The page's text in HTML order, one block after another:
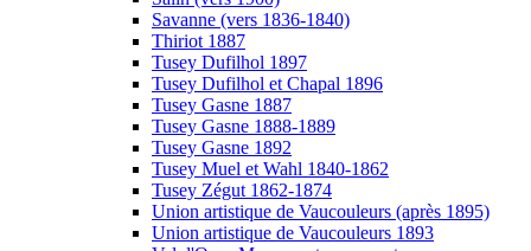
Savanne (vers 1836-1840)
Thiriot 1887
Tusey Dufilhol 1897
Tusey Dufilhol et Chapal 1896
Tusey Gasne 1887
Tusey Gasne 1888-1889
Tusey Gasne 1892
Tusey Muel et Wahl 1840-1862
Tusey Zégut 1862-1874
Union artistique de Vaucouleurs (après 1895)
Union artistique de Vaucouleurs 1893